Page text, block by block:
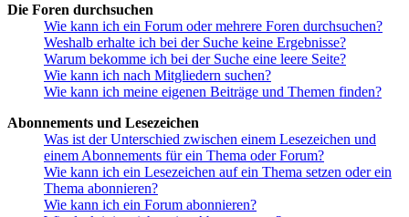
Die Foren durchsuchen
Wie kann ich ein Forum oder mehrere Foren durchsuchen?
Weshalb erhalte ich bei der Suche keine Ergebnisse?
Warum bekomme ich bei der Suche eine leere Seite?
Wie kann ich nach Mitgliedern suchen?
Wie kann ich meine eigenen Beiträge und Themen finden?
Abonnements und Lesezeichen
Was ist der Unterschied zwischen einem Lesezeichen und
einem Abonnements für ein Thema oder Forum?
Wie kann ich ein Lesezeichen auf ein Thema setzen oder ein
Thema abonnieren?
Wie kann ich ein Forum abonnieren?